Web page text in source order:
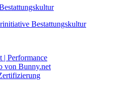
| Performance